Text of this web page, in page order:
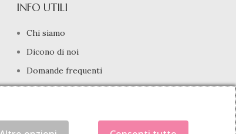
INFO UTILI
Chi siamo
Dicono di noi
Domande frequenti
Contatti